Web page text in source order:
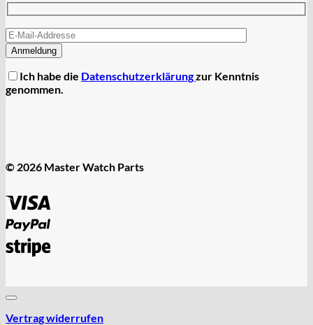
Ich habe die Datenschutzerklärungzur Kenntnis
genommen.
© 2026 Master Watch Parts
PayPal
Stripe
Vertrag widerrufen